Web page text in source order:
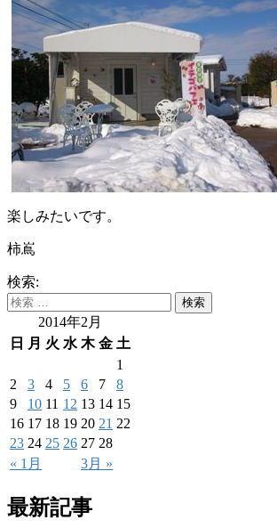
楽しみたいです。
柿嶌
検索:
2014年2月
日
月 火 水 木 金 土
« 1月 3月 »
1
2
3 4 5 6 7
8
9
10 11 12 13 14 15
16 17 18 19 20 21 22
23 24 25 26 27 28
最新記事